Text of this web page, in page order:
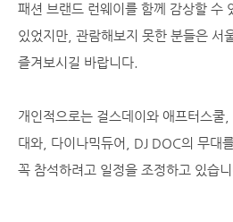
패션 브랜드 런웨이를 함께 감상할 수
있었지만, 관람해보지 못한 분들은 서
즐겨보시길 바랍니다.
개인적으로는 걸스데이와 애프터스쿨
대와, 다이나믹듀어, DJ DOC의 무대
꼭 참석하려고 일정을 조정하고 있습